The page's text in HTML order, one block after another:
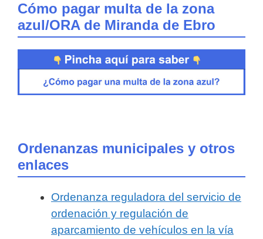
Cómo pagar multa de la zona
azul/ORA de Miranda de Ebro
Ordenanzas municipales y otros
enlaces
Ordenanza reguladora del servicio de
ordenación y regulación de
aparcamiento de vehículos en la vía